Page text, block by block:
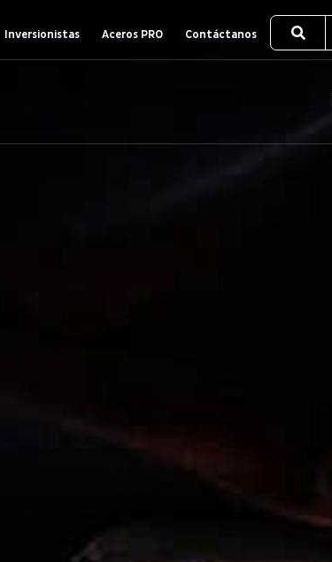
Inversionistas Aceros PRO Contáctanos